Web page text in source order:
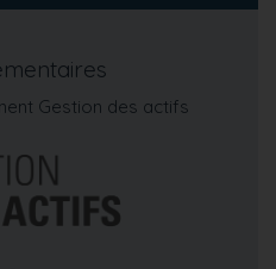
Gestion des actifs